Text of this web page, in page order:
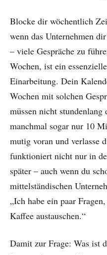
Blocke dir wöchentlich
wenn das Unternehmen
– viele Gespräche zu
Wochen, ist ein
Einarbeitung. Dein
Wochen mit solchen
müssen nicht
manchmal sogar nur 10
mutig voran und verlasse
funktioniert nicht nur in
später – auch wenn du
mittelständischen
„Ich habe ein paar
Kaffee austauschen.“
Damit zur Frage: Was ist